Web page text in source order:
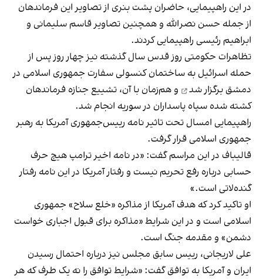
در این راهپیمایی، حاضران پشت بنری از تصاویر این فرماندهان
از جمله حسن نصرالله و همچنین تصاویر قاسم سلیمانی و
ابراهیم رئیسی راهپیمایی کردند.
تظاهرات حکومتی روز قدس سال گذشته نیز چهار روز پس از
حمله اسرائیل به ساختمان کنسولی سفارت جمهوری اسلامی در
دمشق برگزار شد
و هم‌زمان با آن، تشییع‌ جنازه فرماندهان
کشته شده سپاه پاسداران در سوریه انجام شد.
راهپیمایی امسال تحت تاثیر نامه رییس‌جمهوری آمریکا به رهبر
جمهوری اسلامی قرار گرفت.
قالیباف در این مراسم گفت: «در نامه اخیر ترامپ هیچ حرف
حسابی درباره رفع تحریم نیست و رفتار آمریکا در این نامه رفتار
گنده‌لاتی است.»
او تاکید کرد که هدف آمریکا از مذاکره «خلع سلاح» جمهوری
اسلامی است و در این شرایط «مذاکره برای قبول اجباری خواست
دشمن» و مقدمه جنگ است.
علی لاریجانی، رییس سابق مجلس نیز درباره احتمال رسیدن
ایران و آمریکا به توافق گفت: «شرایط توافق را نه یک طرف که هر